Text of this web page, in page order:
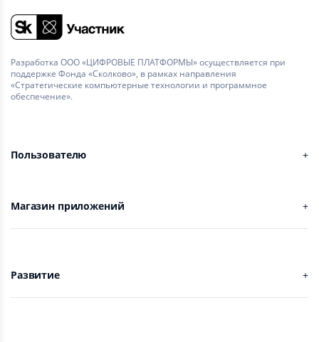
Разработка ООО «ЦИФРОВЫЕ ПЛАТФОРМЫ» осуществляется при
поддержке Фонда «Сколково», в рамках направления
«Стратегические компьютерные технологии и программное
обеспечение».
Пользователю
Магазин приложений
Развитие